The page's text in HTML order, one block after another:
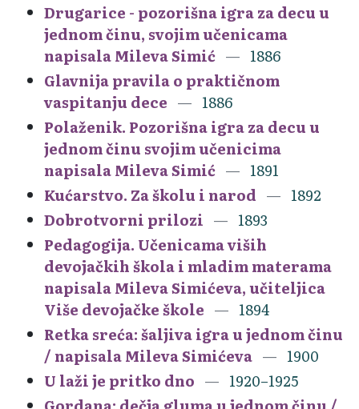
Drugarice - pozorišna igra za decu u
jednom činu, svojim učenicama
napisala Mileva Simić
1886
Glavnija pravila o praktičnom
vaspitanju dece
1886
Polaženik. Pozorišna igra za decu u
jednom činu svojim učenicima
napisala Mileva Simić
1891
Kućarstvo. Za školu i narod
1892
Dobrotvorni prilozi
1893
Pedagogija. Učenicama viših
devojačkih škola i mladim materama
napisala Mileva Simićeva, učiteljica
Više devojačke škole
1894
Retka sreća: šaljiva igra u jednom činu
/ napisala Mileva Simićeva
1900
U laži je pritko dno
1920–1925